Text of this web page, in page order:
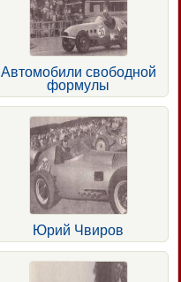
Автомобили свободной
формулы
Юрий Чвиров